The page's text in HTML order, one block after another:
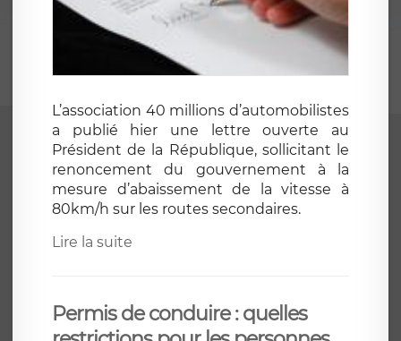
L’association 40 millions d’automobilistes
a publié hier une lettre ouverte au
Président de la République, sollicitant le
renoncement du gouvernement à la
mesure d’abaissement de la vitesse à
80km/h sur les routes secondaires.
Lire la suite
Permis de conduire : quelles